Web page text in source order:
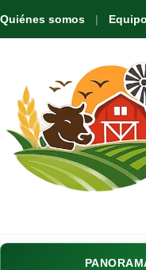
Quiénes somos